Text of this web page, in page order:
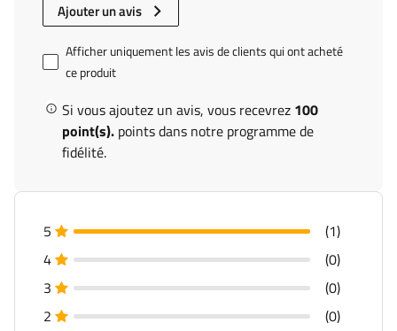
Ajouter un avis
Si vous ajoutez un avis, vous recevrez 100
point(s). points dans notre programme de
fidélité.
Afficher uniquement les avis de clients qui ont acheté
ce produit
5
(1)
4
(0)
3
(0)
2
(0)